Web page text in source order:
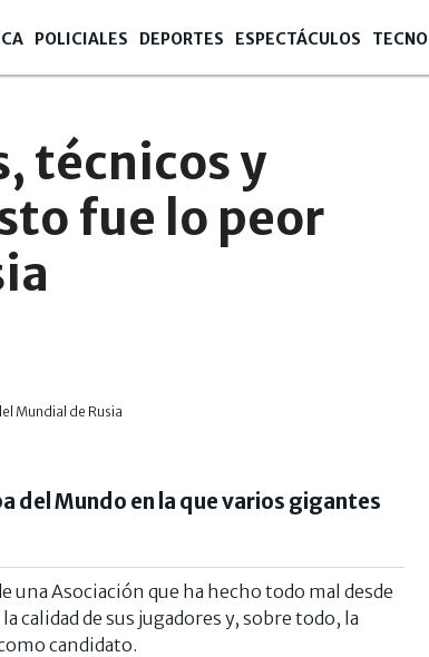
POLICIALES DEPORTES ESPECTÁCULOS TECNO
técnicos y
fue lo peor
del Mundo en la que varios gigantes
una Asociación que ha hecho todo mal desde
calidad de sus jugadores y, sobre todo, la
candidato.